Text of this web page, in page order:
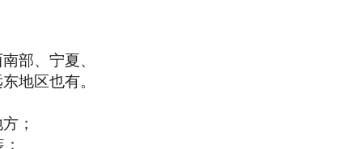
部、宁夏、
地区也有。
；